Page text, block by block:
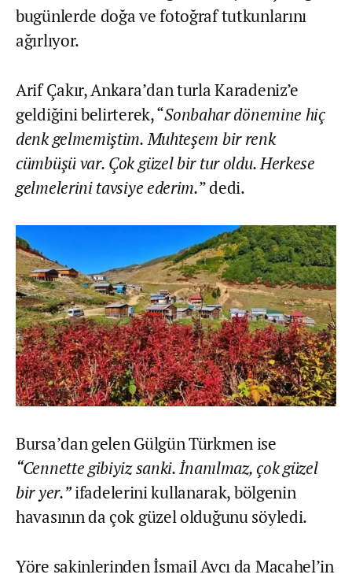
bugünlerde doğa ve fotoğraf tutkunlarını
ağırlıyor.
Arif Çakır, Ankara’dan turla Karadeniz’e
geldiğini belirterek, “Sonbahar dönemine hiç
denk gelmemiştim. Muhteşem bir renk
cümbüşü var. Çok güzel bir tur oldu. Herkese
gelmelerini tavsiye ederim.” dedi.
Bursa’dan gelen Gülgün Türkmen ise
“Cennette gibiyiz sanki. İnanılmaz, çok güzel
bir yer.”ifadelerini kullanarak, bölgenin
havasının da çok güzel olduğunu söyledi.
Yöre sakinlerinden İsmail Avcı da Macahel’in